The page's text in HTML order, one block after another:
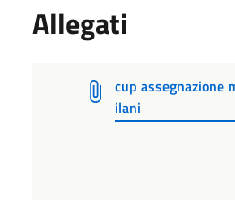
Allegati
cup assegnazione
ilani